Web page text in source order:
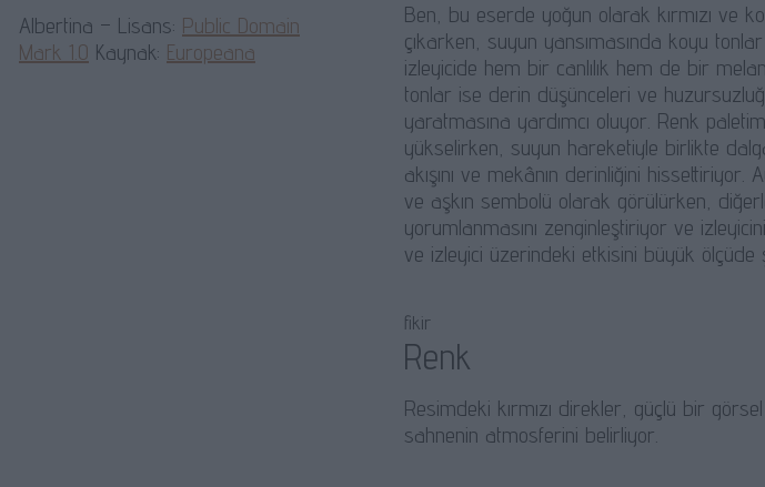
Albertina – Lisans: Public Domain
Mark 1.0 Kaynak: Europeana
Ben, bu eserde yoğun olarak kırmızı ve
çıkarken, suyun yansımasında koyu
izleyicide hem bir canlılık hem de bir
tonlar ise derin düşünceleri ve
yaratmasına yardımcı oluyor. Renk
yükselirken, suyun hareketiyle birlikte
akışını ve mekânın derinliğini hissettiriyor.
ve aşkın sembolü olarak görülürken,
yorumlanmasını zenginleştiriyor ve
ve izleyici üzerindeki etkisini büyük ölçüde
fikir
Renk
Resimdeki kırmızı direkler, güçlü bir
sahnenin atmosferini belirliyor.